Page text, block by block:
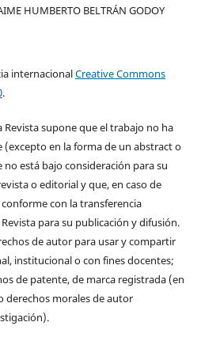
HUMBERTO BELTRÁN GODOY
internacionalCreative Commons
.
Revista supone que el trabajo no ha
en la forma de un abstract o
está bajo consideración para su
o editorial y que, en caso de
con la transferencia
para su publicación y difusión.
de autor para usar y compartir
institucional o con fines docentes;
de patente, de marca registrada (en
derechos morales de autor